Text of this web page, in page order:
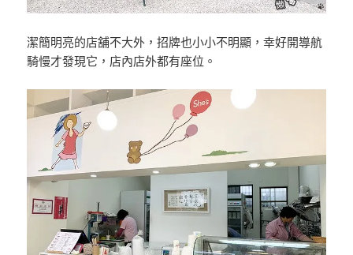
潔簡明亮的店舖不大外，招牌也小小不明顯，幸好開導航
騎慢才發現它，店內店外都有座位。